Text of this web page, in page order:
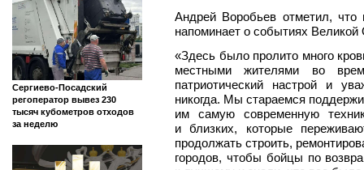
Сергиево-Посадский
регоператор вывез 230
тысяч кубометров отходов
за неделю
Андрей Воробьев отметил,
напоминает о событиях
«Здесь было пролито много
местными жителями во
патриотический настрой и
никогда. Мы стараемся
им самую современную
и близких, которые
продолжать строить,
городов, чтобы бойцы по